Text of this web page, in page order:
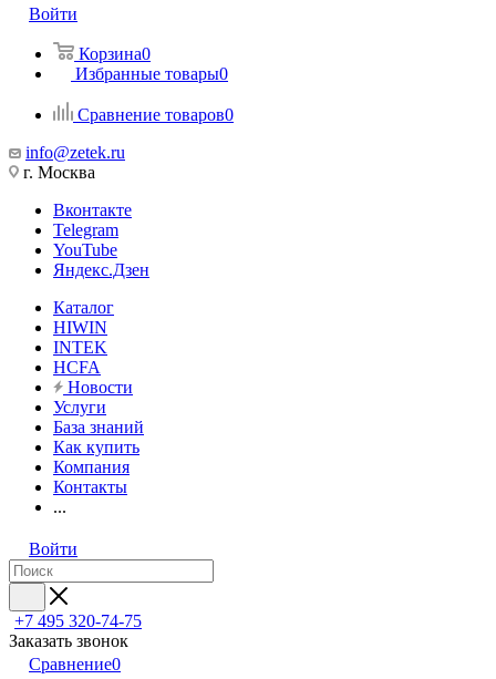
Войти
Корзина0
Избранные товары0
Сравнение товаров0
info@zetek.ru
г. Москва
Вконтакте
Telegram
YouTube
Яндекс.Дзен
Каталог
HIWIN
INTEK
HCFA
Новости
Услуги
База знаний
Как купить
Компания
Контакты
...
Войти
+7 495 320-74-75
Заказать звонок
Сравнение0